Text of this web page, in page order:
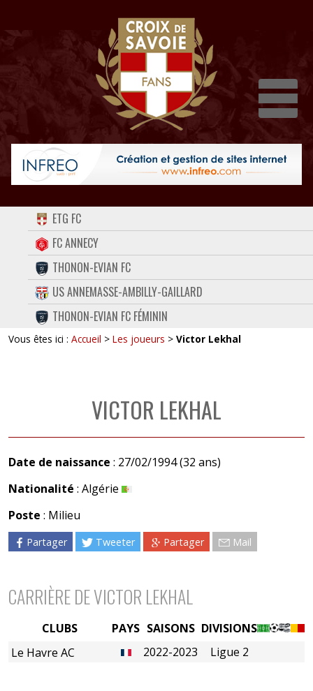
ACCUEIL
FORUM
CONTACT
FACEBOOK
TWITTER
ETG FC
FC ANNECY
THONON-EVIAN FC
US ANNEMASSE-AMBILLY-GAILLARD
THONON-EVIAN FC FÉMININ
Vous êtes ici : Accueil > Les joueurs > Victor Lekhal
VICTOR LEKHAL
Date de naissance : 27/02/1994 (32 ans)
Nationalité : Algérie
Poste : Milieu
Partager Tweeter Partager Mail
CARRIÈRE DE VICTOR LEKHAL
PAYS SAISONS DIVISIONS
2022-2023
Ligue 2
CLUBS
Le Havre AC